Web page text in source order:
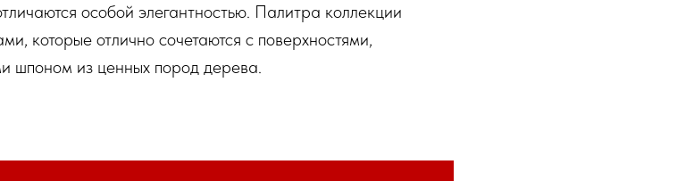
особой элегантностью. Палитра коллекции
которые отлично сочетаются с поверхностями,
шпоном из ценных пород дерева.